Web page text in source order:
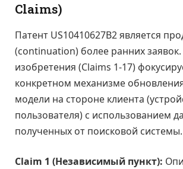
Claims)
Патент US10410627B2 является
(continuation) более ранних
изобретения (Claims 1-17)
конкретном механизме
модели на стороне клиента
пользователя) с использованием
полученных от поисковой системы.
Claim 1 (Независимый пункт):